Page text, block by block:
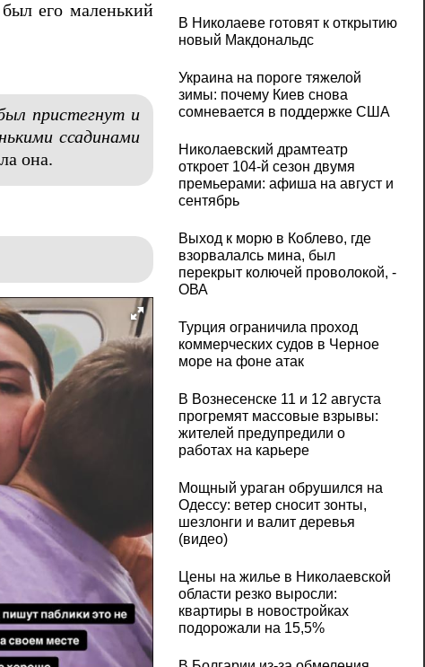
его маленький
пристегнут и
ссадинами
она.
В Николаеве готовят к открытию
новый Макдональдс
Украина на пороге тяжелой
зимы: почему Киев снова
сомневается в поддержке США
Николаевский драмтеатр
откроет 104-й сезон двумя
премьерами: афиша на август и
сентябрь
Выход к морю в Коблево, где
взорвалалсь мина, был
перекрыт колючей проволокой, -
ОВА
Турция ограничила проход
коммерческих судов в Черное
море на фоне атак
В Вознесенске 11 и 12 августа
прогремят массовые взрывы:
жителей предупредили о
работах на карьере
Мощный ураган обрушился на
Одессу: ветер сносит зонты,
шезлонги и валит деревья
(видео)
Цены на жилье в Николаевской
области резко выросли:
квартиры в новостройках
подорожали на 15,5%